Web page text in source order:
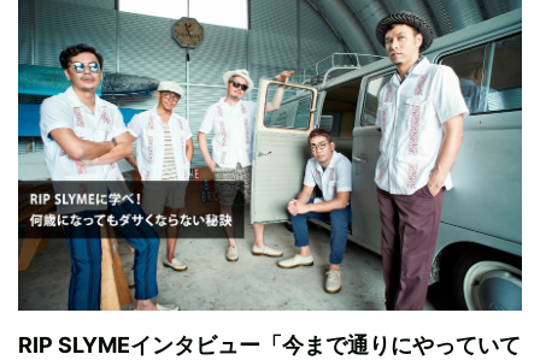
RIP SLYMEインタビュー「今まで通りにやっていて